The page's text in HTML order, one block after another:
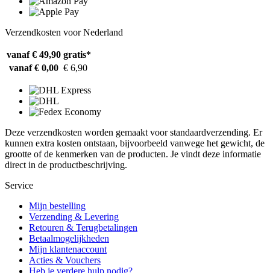
Verzendkosten voor Nederland
vanaf € 49,90 gratis*
vanaf € 0,00 € 6,90
Deze verzendkosten worden gemaakt voor standaardverzending. Er
kunnen extra kosten ontstaan, bijvoorbeeld vanwege het gewicht, de
grootte of de kenmerken van de producten. Je vindt deze informatie
direct in de productbeschrijving.
Service
Mijn bestelling
Verzending & Levering
Retouren & Terugbetalingen
Betaalmogelijkheden
Mijn klantenaccount
Acties & Vouchers
Heb je verdere hulp nodig?